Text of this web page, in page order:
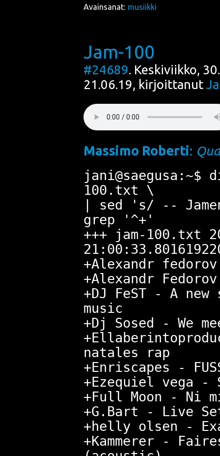
Avainsanat: musiikki
Jam-100
#24689. Keskiviikko,
21.06.19, kirjoittanut
Mas­si­mo Rober­ti:
100.txt \
| sed 's/ --
grep '^+'
+++ jam-100.txt
+Alexandr
+Alexandr
+DJ FeST - A
music
+Dj Sosed - We
natales rap
+Enriscapes -
+Ezequiel vega -
+Full Moon - Ni
+G.Bart - Live
+helly olsen -
+Kammerer -